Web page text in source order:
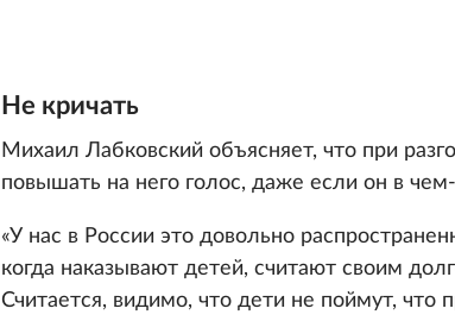
Не кричать
Михаил Лабковский объясняет, что при
повышать на него голос, даже если он в
«У нас в России это довольно
когда наказывают детей, считают своим
Считается, видимо, что дети не поймут, что